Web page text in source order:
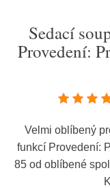
Sedací
Provedení:
Velmi oblíbený
funkcí Provedení:
85 od oblíbené